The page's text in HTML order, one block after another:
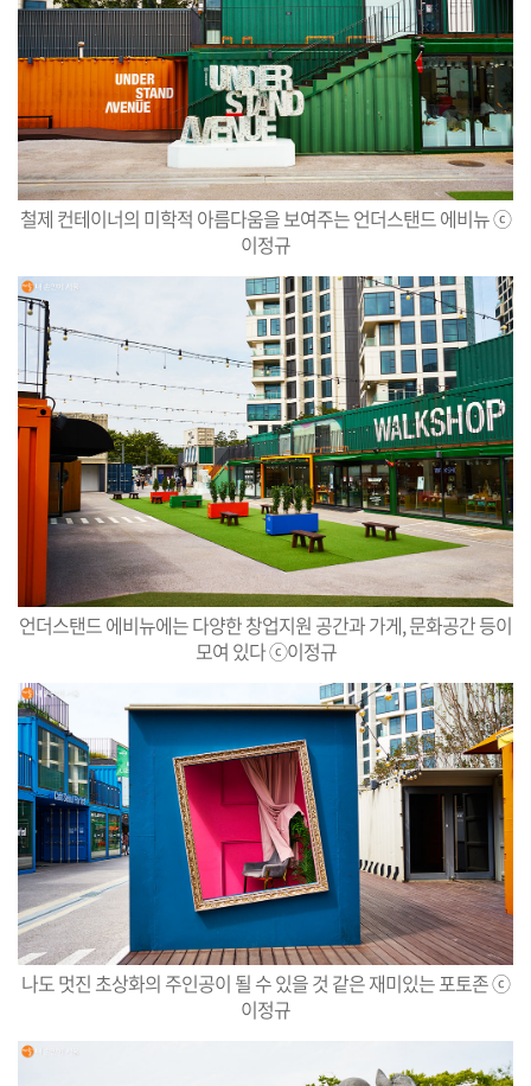
철제 컨테이너의 미학적 아름다움을 보여주는 언더스탠드 에비뉴 ⓒ
이정규
언더스탠드 에비뉴에는 다양한 창업지원 공간과 가게, 문화공간 등이
모여 있다 ⓒ이정규
나도 멋진 초상화의 주인공이 될 수 있을 것 같은 재미있는 포토존 ⓒ
이정규